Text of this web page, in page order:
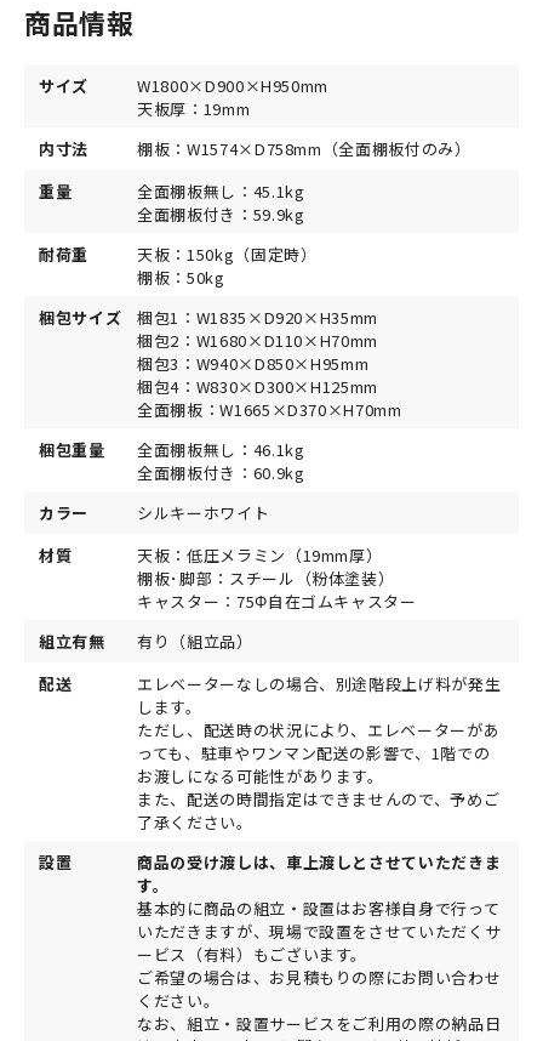
商品情報
サイズ
W1800×D900×H950mm
天板厚：19mm
内寸法
棚板：W1574×D758mm（全面棚板付のみ）
重量
全面棚板無し：45.1kg
全面棚板付き：59.9kg
耐荷重
天板：150kg（固定時）
棚板：50kg
梱包サイズ
梱包1：W1835×D920×H35mm
梱包2：W1680×D110×H70mm
梱包3：W940×D850×H95mm
梱包4：W830×D300×H125mm
全面棚板：W1665×D370×H70mm
梱包重量
全面棚板無し：46.1kg
全面棚板付き：60.9kg
カラー
シルキーホワイト
材質
天板：低圧メラミン（19mm厚）
棚板･脚部：スチール（粉体塗装）
キャスター：75Φ自在ゴムキャスター
組立有無
有り（組立品）
配送
エレベーターなしの場合、別途階段上げ料が発生
します。
ただし、配送時の状況により、エレベーターがあ
っても、駐車やワンマン配送の影響で、1階での
お渡しになる可能性があります。
また、配送の時間指定はできませんので、予めご
了承ください。
設置
商品の受け渡しは、車上渡しとさせていただきま
す。
基本的に商品の組立・設置はお客様自身で行って
いただきますが、現場で設置をさせていただくサ
ービス（有料）もございます。
ご希望の場合は、お見積もりの際にお問い合わせ
ください。
なお、組立・設置サービスをご利用の際の納品日